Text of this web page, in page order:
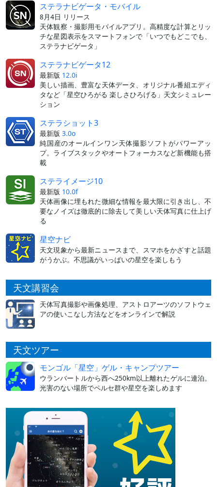
ステラナビゲータ・モバイル
8月4日 リリース
天体観察・撮影用モバイルアプリ。高精度な計算とリッ
チな星図表示をスマートフォンで「いつでもどこでも、
ステラナビゲータ」
ステラナビゲータ12
最新版 12.0i
美しい描画、豊富な天体データ、オリジナル番組エディ
タなど「星空ひろがる 楽しさひろげる」天文シミュレー
ション
ステラショット3
最新版 3.0o
純国産のオールインワン天体撮影ソフトがパワーアッ
プ。ライブスタックやオートフォーカスなど新機能も搭
載
ステライメージ10
最新版 10.0f
天体画像に埋もれた微細な情報を最大限に引き出し、不
要なノイズは徹底的に除去して美しい天体写真に仕上げ
る
星空ナビ
天文現象から最新ニュースまで、スマホをかざすと話題
がうかぶ。不思議がいっぱいの星空を楽しもう
天文講習会
天体写真撮影や画像処理、アストロアーツのソフトウェ
アの使いこなし方法などをオンラインで解説
天文ツアー
モンゴル「星空」ゲル・キャンプツアー
ウランバートルから西へ250km以上離れたゲルに連泊。
光害のない場所でペルセ群や星空を楽しめます